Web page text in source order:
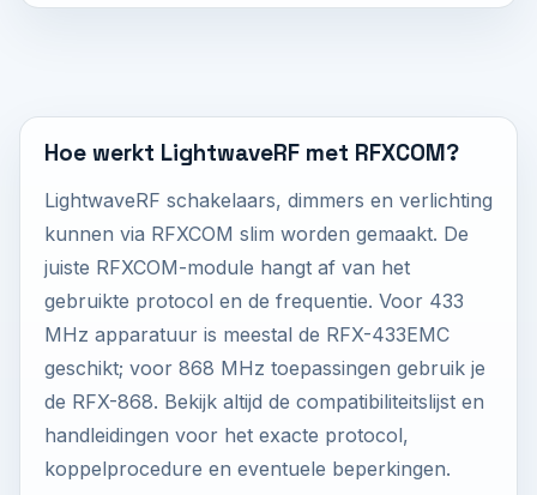
Hoe werkt LightwaveRF met RFXCOM?
LightwaveRF schakelaars, dimmers en verlichting
kunnen via RFXCOM slim worden gemaakt. De
juiste RFXCOM-module hangt af van het
gebruikte protocol en de frequentie. Voor 433
MHz apparatuur is meestal de RFX-433EMC
geschikt; voor 868 MHz toepassingen gebruik je
de RFX-868. Bekijk altijd de compatibiliteitslijst en
handleidingen voor het exacte protocol,
koppelprocedure en eventuele beperkingen.